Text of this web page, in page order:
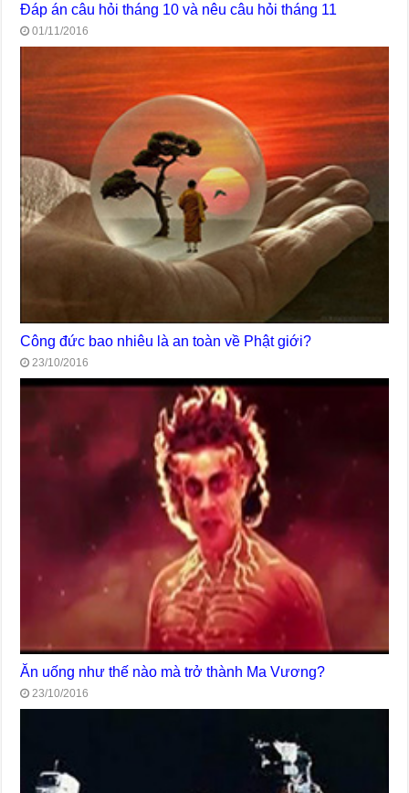
Đáp án câu hỏi tháng 10 và nêu câu hỏi tháng 11
01/11/2016
Công đức bao nhiêu là an toàn về Phật giới?
23/10/2016
Ăn uống như thế nào mà trở thành Ma Vương?
23/10/2016